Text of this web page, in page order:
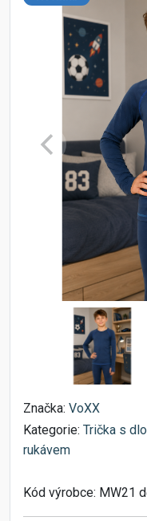
Značka: VoXX
Kategorie: Trička s
rukávem
Kód výrobce: MW21